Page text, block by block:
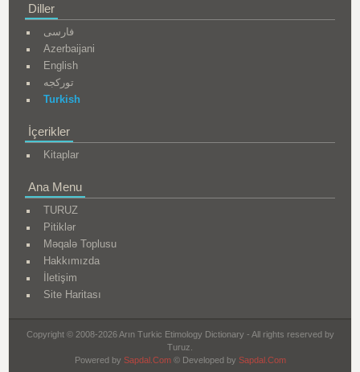
Diller
فارسی
Azerbaijani
English
تورکجه
Turkish
İçerikler
Kitaplar
Ana Menu
TURUZ
Pitiklər
Məqalə Toplusu
Hakkımızda
İletişim
Site Haritası
Copyright © 2008-2026 Arın Turkic Etimology Dictionary - All rights reserved by
Turuz.
Powered by Sapdal.Com© Developed by Sapdal.Com